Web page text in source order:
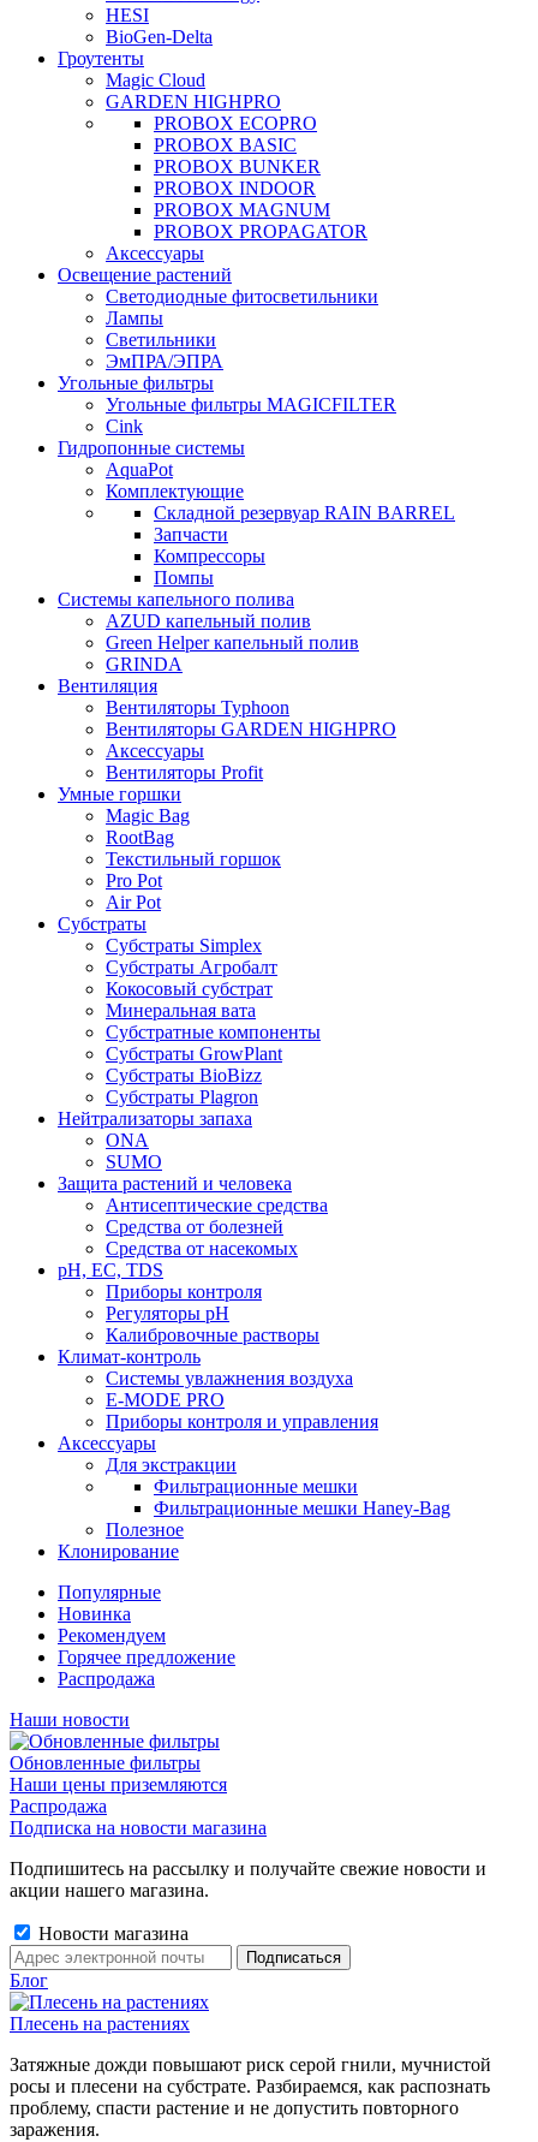
HESI
BioGen-Delta
Гроутенты
Magic Cloud
GARDEN HIGHPRO
PROBOX ECOPRO
PROBOX BASIC
PROBOX BUNKER
PROBOX INDOOR
PROBOX MAGNUM
PROBOX PROPAGATOR
Аксессуары
Освещение растений
Светодиодные фитосветильники
Лампы
Светильники
ЭмПРА/ЭПРА
Угольные фильтры
Угольные фильтры MAGICFILTER
Cink
Гидропонные системы
AquaPot
Комплектующие
Складной резервуар RAIN BARREL
Запчасти
Компрессоры
Помпы
Системы капельного полива
AZUD капельный полив
Green Helper капельный полив
GRINDA
Вентиляция
Вентиляторы Typhoon
Вентиляторы GARDEN HIGHPRO
Аксессуары
Вентиляторы Profit
Умные горшки
Magic Bag
RootBag
Текстильный горшок
Pro Pot
Air Pot
Субстраты
Субстраты Simplex
Субстраты Агробалт
Кокосовый субстрат
Минеральная вата
Субстратные компоненты
Субстраты GrowPlant
Субстраты BioBizz
Субстраты Plagron
Нейтрализаторы запаха
ONA
SUMO
Защита растений и человека
Антисептические средства
Средства от болезней
Средства от насекомых
pH, EC, TDS
Приборы контроля
Регуляторы pH
Калибровочные растворы
Климат-контроль
Системы увлажнения воздуха
E-MODE PRO
Приборы контроля и управления
Аксессуары
Для экстракции
Фильтрационные мешки
Фильтрационные мешки Haney-Bag
Полезное
Клонирование
Популярные
Новинка
Рекомендуем
Горячее предложение
Распродажа
Наши новости
Обновленные фильтры
Наши цены приземляются
Распродажа
Подписка на новости магазина
Подпишитесь на рассылку и получайте свежие новости и
акции нашего магазина.
Новости магазина
Блог
Плесень на растениях
Затяжные дожди повышают риск серой гнили, мучнистой
росы и плесени на субстрате. Разбираемся, как распознать
проблему, спасти растение и не допустить повторного
заражения.